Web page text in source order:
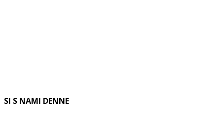
SI S NAMI DENNE